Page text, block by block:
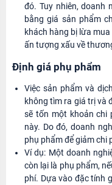
đó. Tuy nhiên, doanh
bằng giá sản phẩm
khách hàng bị lừa
ấn tượng xấu về
Định giá phụ phẩm
Việc sản phẩm và
không tìm ra giá trị và
sẽ tốn một khoản chi
này. Do đó, doanh
phụ phẩm để giảm chi
Ví dụ: Một doanh
còn lại là phụ phẩm,
phí. Dựa vào đặc tính